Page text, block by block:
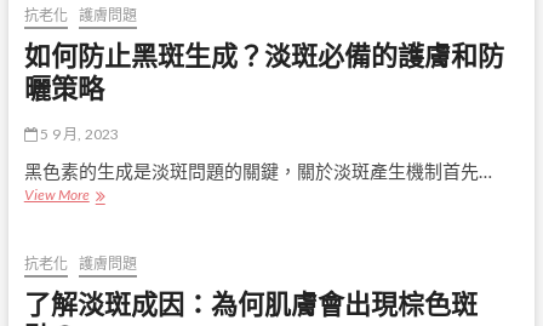
法
大
揭
秘：
如
有
效
去
除
上
的
斑
抗老化 護膚問題
如何防止黑斑生成？淡斑必備的護膚和防
曬策略
5 9 月, 2023
黑色素的生成是淡斑問題的關鍵，關於淡斑產生機制首先…
View More如
止
黑
斑
抗老化 護膚問題
了解淡斑成因：為何肌膚會出現棕色斑